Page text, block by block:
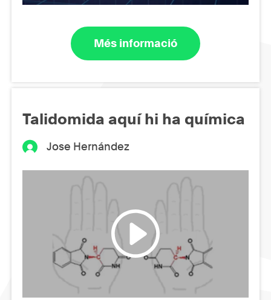
Més informació
Talidomida aquí hi ha química
Jose Hernández